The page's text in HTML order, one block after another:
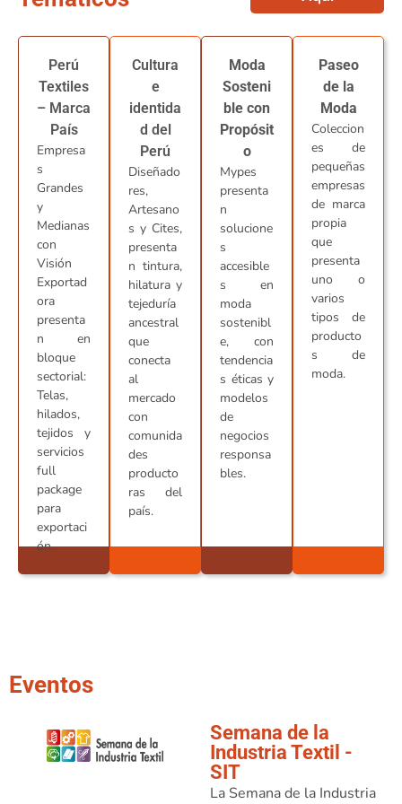
Perú
Textiles
– Marca
País
Empresa
s
Grandes
y
Medianas
con
Visión
Exportad
ora
presenta
n en
bloque
sectorial:
Telas,
hilados,
tejidos y
servicios
full
package
para
exportaci
ón.
Cultura
e
identida
d del
Perú
Diseñado
res,
Artesano
s y Cites,
presenta
n tintura,
hilatura y
tejeduría
ancestral
que
conecta
al
mercado
con
comunida
des
producto
ras del
país.
Moda
Sosteni
ble con
Propósit
o
Mypes
presenta
n
solucione
s
accesible
s en
moda
sostenibl
e, con
tendencia
s éticas y
modelos
de
negocios
responsa
bles.
Paseo
de la
Moda
Coleccion
es de
pequeñas
empresas
de marca
propia
que
presenta
uno o
varios
tipos de
producto
s de
moda.
Eventos
Semana de la
Industria Textil -
SIT
La Semana de la Industria